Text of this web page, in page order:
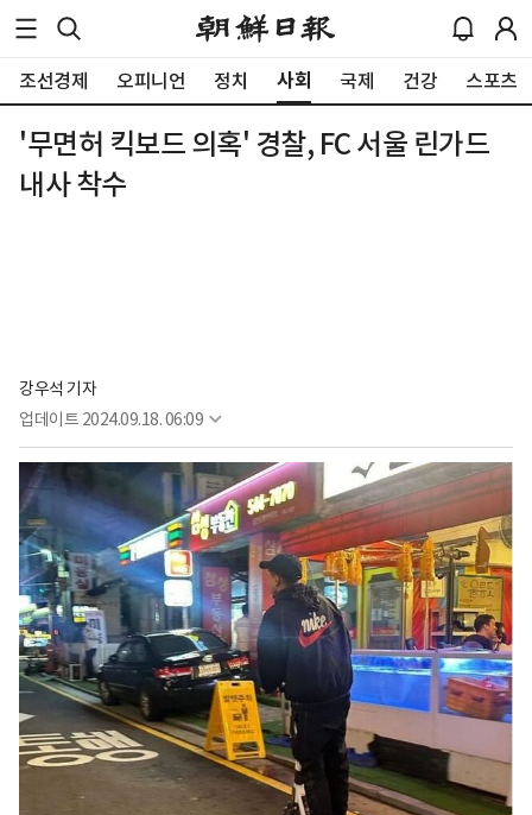
조선경제 오피니언 정치 사회 국제 건강 스포츠
'무면허 킥보드 의혹' 경찰, FC 서울 린가드
내사 착수
강우석 기자
업데이트 2024.09.18. 06:09